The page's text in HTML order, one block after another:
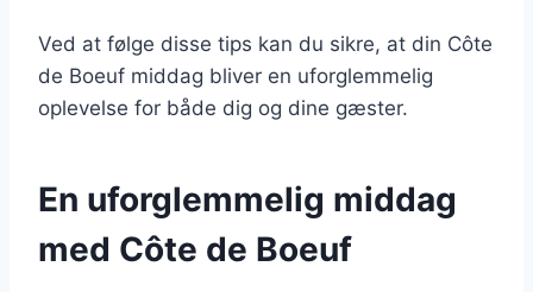
Ved at følge disse tips kan du sikre, at din Côte
de Boeuf middag bliver en uforglemmelig
oplevelse for både dig og dine gæster.
En uforglemmelig middag
med Côte de Boeuf